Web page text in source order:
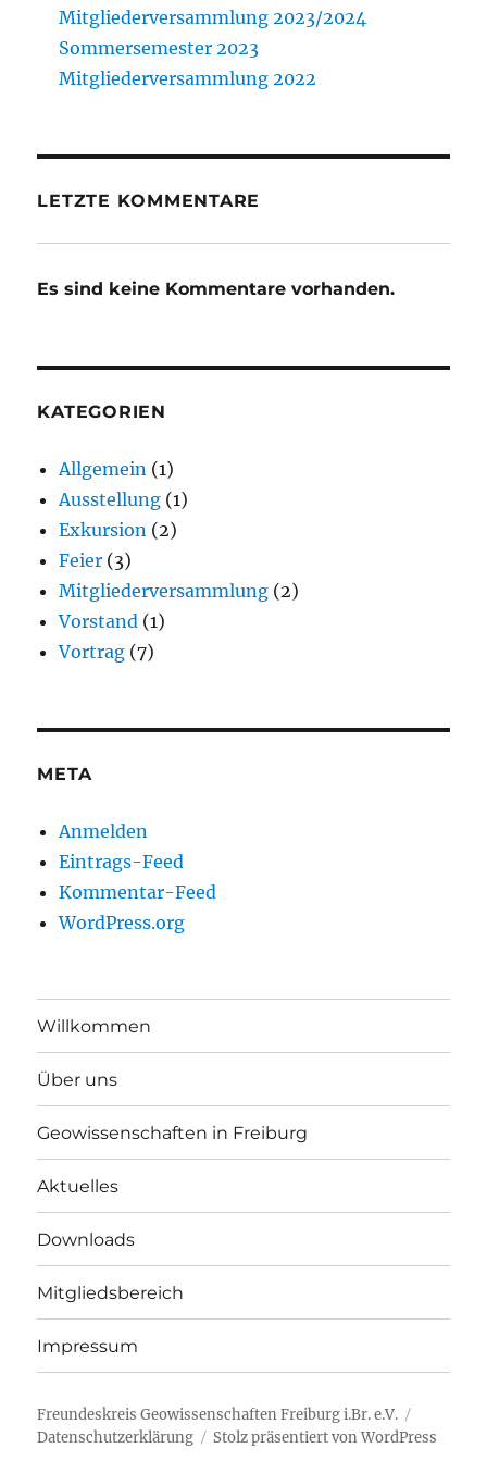
Mitgliederversammlung 2023/2024
Sommersemester 2023
Mitgliederversammlung 2022
LETZTE KOMMENTARE
Es sind keine Kommentare vorhanden.
KATEGORIEN
Allgemein (1)
Ausstellung (1)
Exkursion (2)
Feier (3)
Mitgliederversammlung (2)
Vorstand (1)
Vortrag (7)
META
Anmelden
Eintrags-Feed
Kommentar-Feed
WordPress.org
Willkommen
Über uns
Geowissenschaften in Freiburg
Aktuelles
Downloads
Mitgliedsbereich
Impressum
Freundeskreis Geowissenschaften Freiburg i.Br. e.V.
Datenschutzerklärung
Stolz präsentiert von WordPress